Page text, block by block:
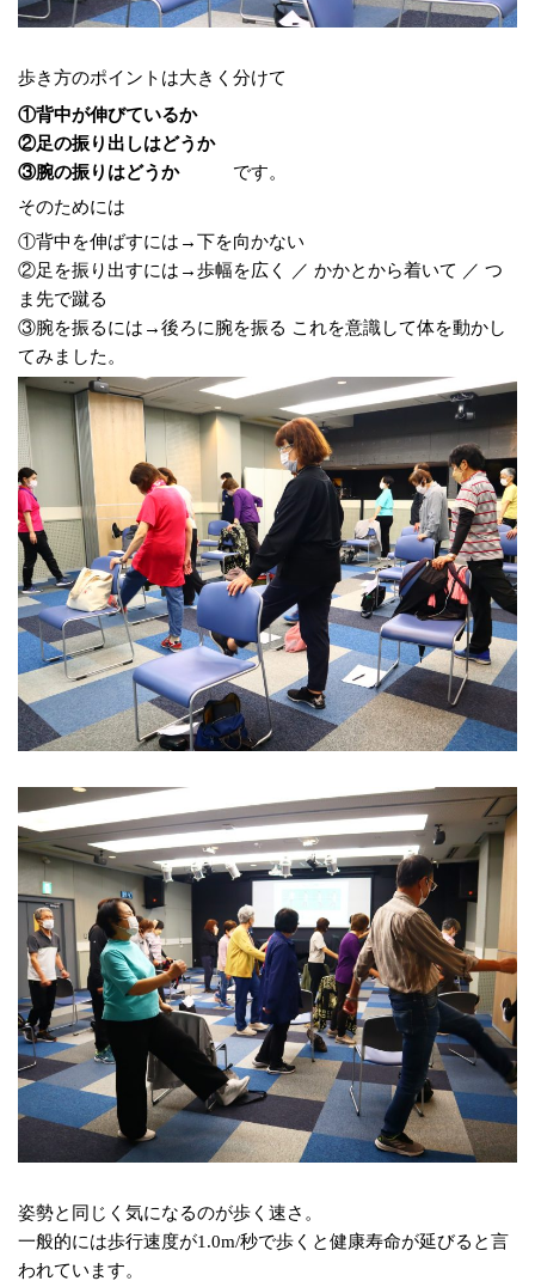
歩き方のポイントは大きく分けて
①背中が伸びているか
②足の振り出しはどうか
③腕の振りはどうかです。
そのためには
①背中を伸ばすには→下を向かない
②足を振り出すには→歩幅を広く ／ かかとから着いて ／ つ
ま先で蹴る
③腕を振るには→後ろに腕を振る これを意識して体を動かし
てみました。
姿勢と同じく気になるのが歩く速さ。
一般的には歩行速度が1.0m/秒で歩くと健康寿命が延びると言
われています。